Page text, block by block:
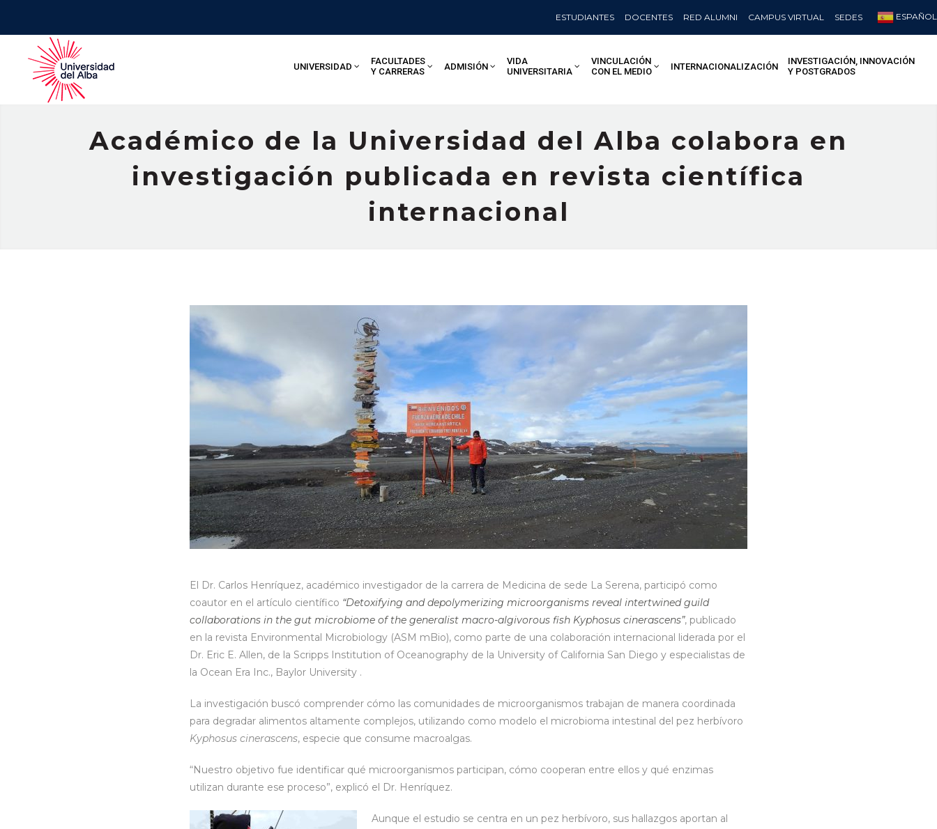
ESTUDIANTES DOCENTES RED ALUMNI CAMPUS VIRTUAL SEDES ESPAÑOL
UNIVERSIDAD
FACULTADES
Y CARRERAS
ADMISIÓN
VIDA
UNIVERSITARIA
VINCULACIÓN
CON EL MEDIO
INTERNACIONALIZACIÓN
INVESTIGACIÓN, INNOVACIÓN
Y POSTGRADOS
Académico de la Universidad del Alba colabora en
investigación publicada en revista científica
internacional
El Dr. Carlos Henríquez, académico investigador de la carrera de Medicina de sede La Serena, participó como
coautor en el artículo científico “Detoxifying and depolymerizing microorganisms reveal intertwined guild
collaborations in the gut microbiome of the generalist macro-algivorous fish Kyphosus cinerascens”, publicado
en la revista Environmental Microbiology (ASM mBio), como parte de una colaboración internacional liderada por el
Dr. Eric E. Allen, de la Scripps Institution of Oceanography de la University of California San Diego y especialistas de
la Ocean Era Inc., Baylor University .
La investigación buscó comprender cómo las comunidades de microorganismos trabajan de manera coordinada
para degradar alimentos altamente complejos, utilizando como modelo el microbioma intestinal del pez herbívoro
Kyphosus cinerascens, especie que consume macroalgas.
“Nuestro objetivo fue identificar qué microorganismos participan, cómo cooperan entre ellos y qué enzimas
utilizan durante ese proceso”, explicó el Dr. Henríquez.
Aunque el estudio se centra en un pez herbívoro, sus hallazgos aportan al